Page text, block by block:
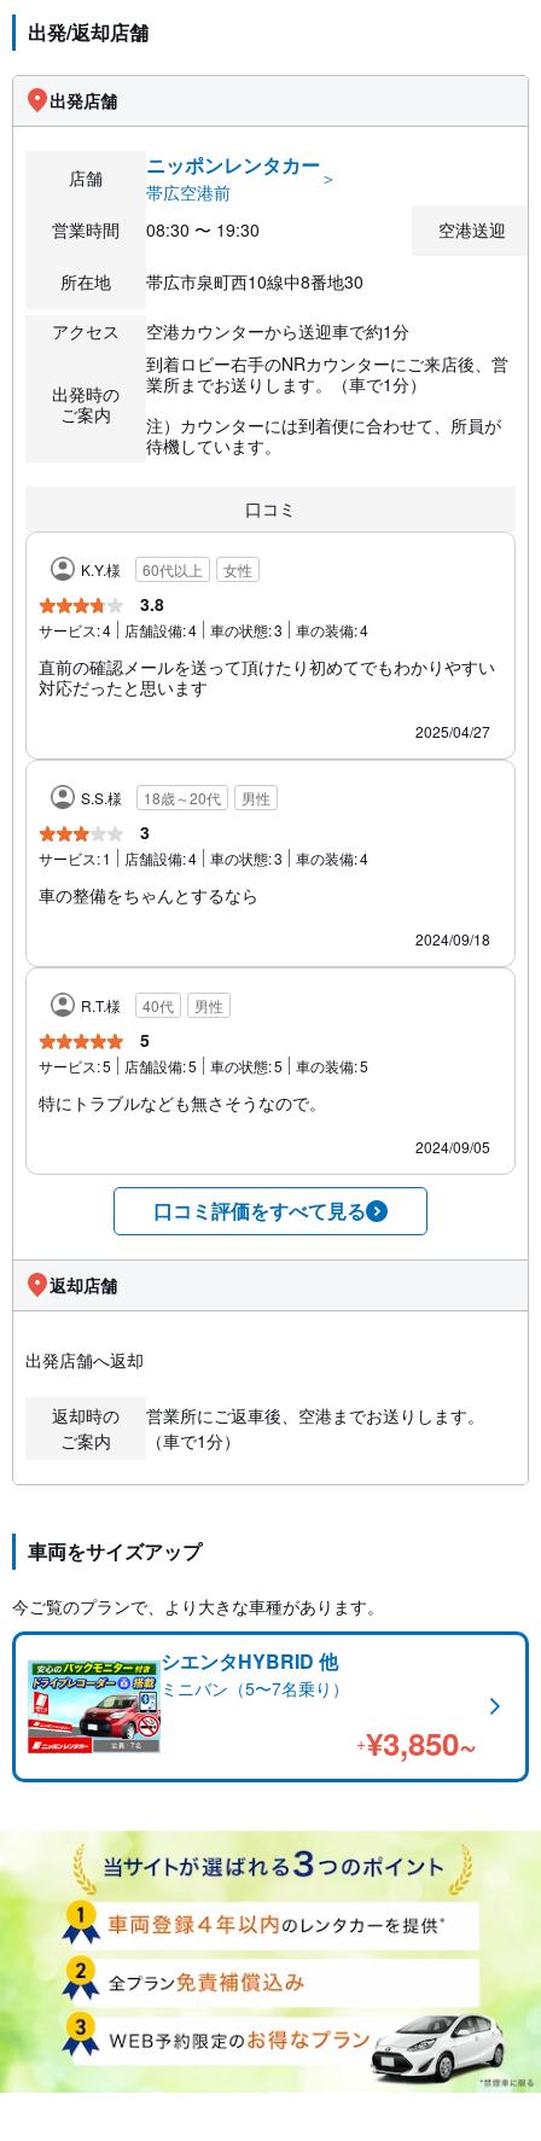
出発/返却店舗
出発店舗
店舗 ニッポンレンタカー
帯広空港前
＞
営業時間 08:30 〜 19:30 空港送迎
所在地 帯広市泉町西10線中8番地30
アクセス 空港カウンターから送迎車で約1分
出発時の
ご案内
到着ロビー右手のNRカウンターにご来店後、営
業所までお送りします。（車で1分）
注）カウンターには到着便に合わせて、所員が
待機しています。
口コミ
K.Y.様 60代以上 女性
3.8
サービス:4 店舗設備:4 車の状態:3 車の装備:4
直前の確認メールを送って頂けたり初めてでもわかりやすい
対応だったと思います
2025/04/27
S.S.様 18歳～20代 男性
3
サービス:1 店舗設備:4 車の状態:3 車の装備:4
車の整備をちゃんとするなら
2024/09/18
R.T.様 40代 男性
5
サービス:5 店舗設備:5 車の状態:5 車の装備:5
特にトラブルなども無さそうなので。
2024/09/05
口コミ評価をすべて見る
返却店舗
出発店舗へ返却
返却時の
ご案内
営業所にご返車後、空港までお送りします。
（車で1分）
車両をサイズアップ
今ご覧のプランで、より大きな車種があります。
シエンタHYBRID 他
ミニバン（5〜7名乗り）
+¥3,850~